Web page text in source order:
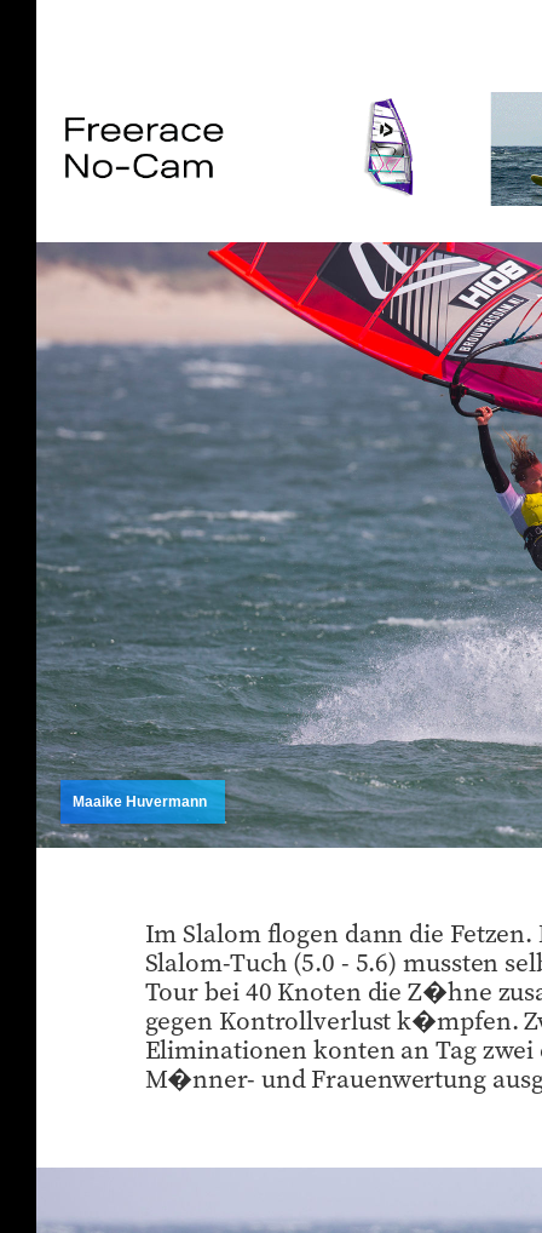
Maaike Huvermann
Im Slalom flogen dann die
Slalom-Tuch (5.0 - 5.6) mussten
Tour bei 40 Knoten die Z�hne
gegen Kontrollverlust k�mpfen.
Eliminationen konten an Tag zwei
M�nner- und Frauenwertung